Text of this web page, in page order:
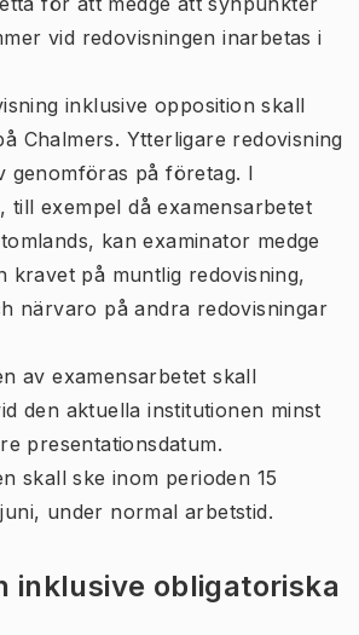
vid redovisningen inarbetas i
inklusive opposition skall
Chalmers. Ytterligare redovisning
genomföras på företag. I
till exempel då examensarbetet
kan examinator medge
kravet på muntlig redovisning,
närvaro på andra redovisningar
av examensarbetet skall
den aktuella institutionen minst
presentationsdatum.
skall ske inom perioden 15
under normal arbetstid.
inklusive obligatoriska